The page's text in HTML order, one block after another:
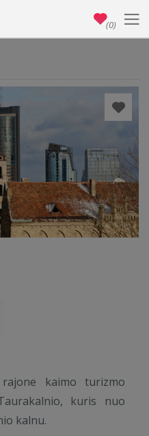
kaimo turizmo
kuris nuo
kalnu.
(0)